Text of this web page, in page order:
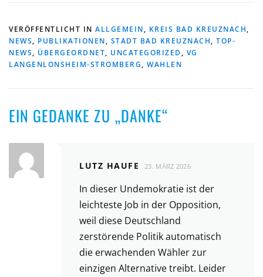
VERÖFFENTLICHT IN ALLGEMEIN, KREIS BAD KREUZNACH,
NEWS, PUBLIKATIONEN, STADT BAD KREUZNACH, TOP-
NEWS, ÜBERGEORDNET, UNCATEGORIZED , VG
LANGENLONSHEIM-STROMBERG, WAHLEN
EIN GEDANKE ZU „DANKE“
LUTZ HAUFE 23. MÄRZ 2026
In dieser Undemokratie ist der
leichteste Job in der Opposition,
weil diese Deutschland
zerstörende Politik automatisch
die erwachenden Wähler zur
einzigen Alternative treibt. Leider